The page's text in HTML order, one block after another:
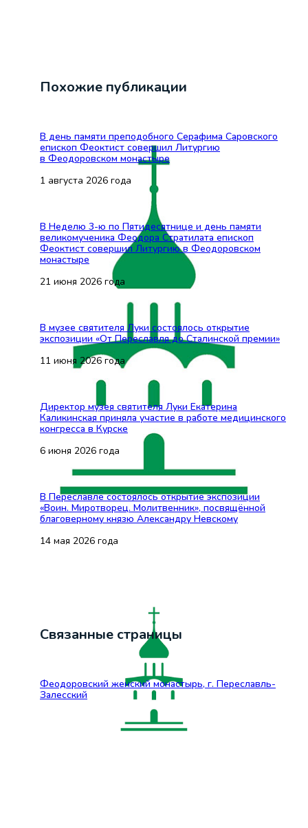
Похожие публикации
В день памяти преподобного Серафима Саровского
епископ Феоктист совершил Литургию
в Феодоровском монастыре
1 августа 2026 года
В Неделю 3-ю по Пятидесятнице и день памяти
великомученика Феодора Стратилата епископ
Феоктист совершил Литургию в Феодоровском
монастыре
21 июня 2026 года
В музее святителя Луки состоялось открытие
экспозиции «От Переславля до Сталинской премии»
11 июня 2026 года
Директор музея святителя Луки Екатерина
Каликинская приняла участие в работе медицинского
конгресса в Курске
6 июня 2026 года
В Переславле состоялось открытие экспозиции
«Воин. Миротворец. Молитвенник», посвящённой
благоверному князю Александру Невскому
14 мая 2026 года
Связанные страницы
Феодоровский женский монастырь, г. Переславль-
Залесский